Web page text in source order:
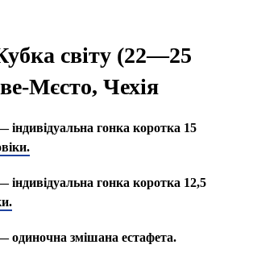
світу (22—25
Мєсто, Чехія
індивідуальна гонка коротка 15
індивідуальна гонка коротка 12,5
одиночна змішана естафета.